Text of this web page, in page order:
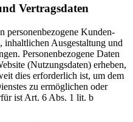
Vertragsdaten
personenbezogene Kunden-
inhaltlichen Ausgestaltung und
Personenbezogene Daten
(Nutzungsdaten) erheben,
dies erforderlich ist, um dem
zu ermöglichen oder
ist Art. 6 Abs. 1 lit. b